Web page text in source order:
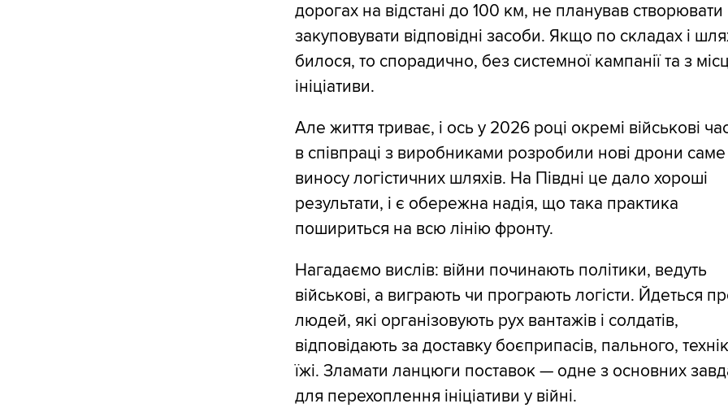
дорогах на відстані до 100 км, не планував створювати
закуповувати відповідні засоби. Якщо по складах і
билося, то спорадично, без системної кампанії та з
ініціативи.
Але життя триває, і ось у 2026 році окремі військові
в співпраці з виробниками розробили нові дрони
виносу логістичних шляхів. На Півдні це дало хороші
результати, і є обережна надія, що така практика
пошириться на всю лінію фронту.
Нагадаємо вислів: війни починають політики, ведуть
військові, а виграють чи програють логісти. Йдеться
людей, які організовують рух вантажів і солдатів,
відповідають за доставку боєприпасів, пального,
їжі. Зламати ланцюги поставок — одне з основних
для перехоплення ініціативи у війні.